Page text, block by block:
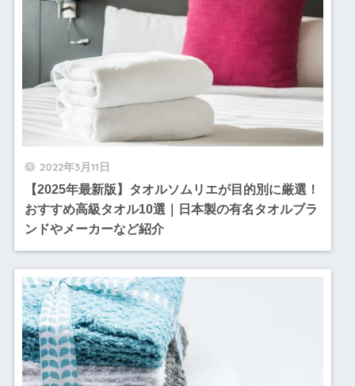
2022年3月11日
【2025年最新版】タオルソムリエが目的別に厳選！
おすすめ高級タオル10選｜日本製の有名タオルブラ
ンドやメーカーなど紹介